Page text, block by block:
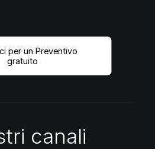
per un Preventivo
gratuito
canali